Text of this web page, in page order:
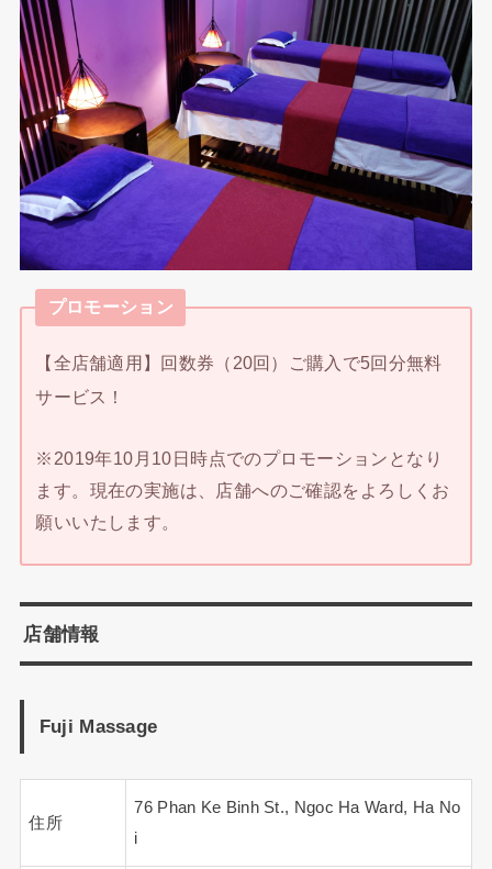
プロモーション
【全店舗適用】回数券（20回）ご購入で5回分無料
サービス！
※2019年10月10日時点でのプロモーションとなり
ます。現在の実施は、店舗へのご確認をよろしくお
願いいたします。
店舗情報
Fuji Massage
住所
76 Phan Ke Binh St., Ngoc Ha Ward, Ha No
i